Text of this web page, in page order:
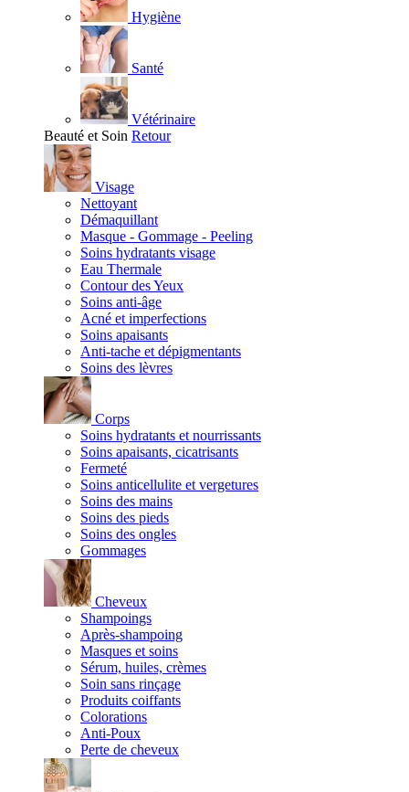
Hygiène
Santé
Vétérinaire
Beauté et Soin Retour
Visage
Nettoyant
Démaquillant
Masque - Gommage - Peeling
Soins hydratants visage
Eau Thermale
Contour des Yeux
Soins anti-âge
Acné et imperfections
Soins apaisants
Anti-tache et dépigmentants
Soins des lèvres
Corps
Soins hydratants et nourrissants
Soins apaisants, cicatrisants
Fermeté
Soins anticellulite et vergetures
Soins des mains
Soins des pieds
Soins des ongles
Gommages
Cheveux
Shampoings
Après-shampoing
Masques et soins
Sérum, huiles, crèmes
Soin sans rinçage
Produits coiffants
Colorations
Anti-Poux
Perte de cheveux